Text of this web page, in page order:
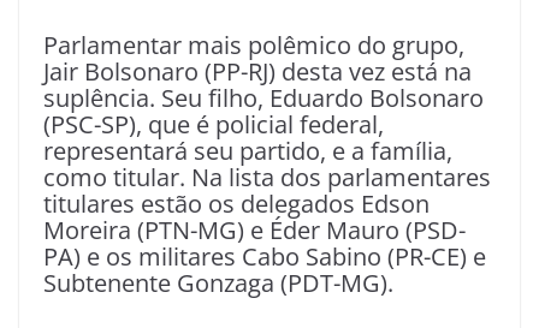
Parlamentar mais polêmico do grupo,
Jair Bolsonaro (PP-RJ) desta vez está na
suplência. Seu filho, Eduardo Bolsonaro
(PSC-SP), que é policial federal,
representará seu partido, e a família,
como titular. Na lista dos parlamentares
titulares estão os delegados Edson
Moreira (PTN-MG) e Éder Mauro (PSD-
PA) e os militares Cabo Sabino (PR-CE) e
Subtenente Gonzaga (PDT-MG).